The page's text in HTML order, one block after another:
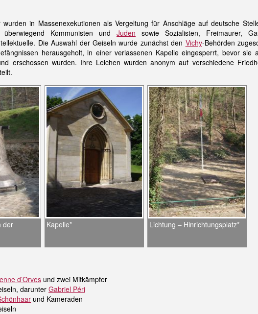
in Massenexekutionen als Vergeltung für Anschläge auf deutsche
Kommunisten und Juden sowie Sozialisten, Freimaurer,
Die Auswahl der Geiseln wurde zunächst den Vichy-Behörden
herausgeholt, in einer verlassenen Kapelle eingesperrt, bevor sie
erschossen wurden. Ihre Leichen wurden anonym auf verschiedene
der Kapelle* Lichtung – Hinrichtungsplatz*
d’Orves und zwei Mitkämpfer
darunterGabriel Péri
und Kameraden